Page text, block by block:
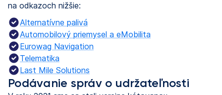
na odkazoch nižšie:
Alternatívne palivá
Automobilový priemysel a eMobilita
Eurowag Navigation
Telematika
Last Mile Solutions
Podávanie správ o udržateľnosti